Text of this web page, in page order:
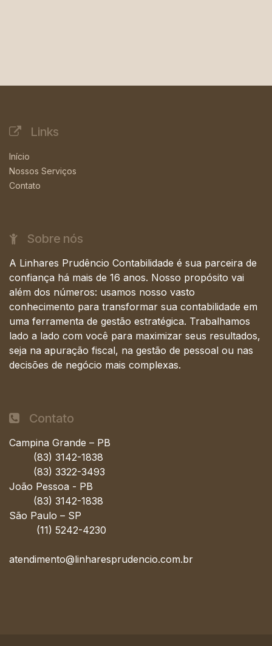
Links
Início
Nossos Serviços
Contato
Sobre nós
A Linhares Prudêncio Contabilidade é sua parceira de
confiança há mais de 16 anos. Nosso propósito vai
além dos números: usamos nosso vasto
conhecimento para transformar sua contabilidade em
uma ferramenta de gestão estratégica. Trabalhamos
lado a lado com você para maximizar seus resultados,
seja na apuração fiscal, na gestão de pessoal ou nas
decisões de negócio mais complexas.
Contato
Campina Grande – PB
(83) 3142-1838
(83) 3322-3493
João Pessoa - PB
(83) 3142-1838
São Paulo – SP
(11) 5242-4230
atendimento@linharesprudencio.com.br